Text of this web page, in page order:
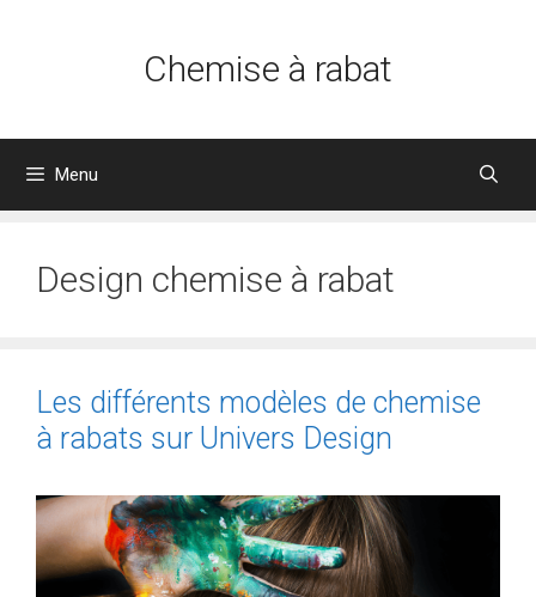
Chemise à rabat
Menu
Design chemise à rabat
Les différents modèles de chemise
à rabats sur Univers Design